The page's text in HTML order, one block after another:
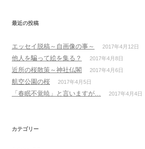
ブ
最近の投稿
エッセイ脱稿～自画像の事～ 2017年4月12日
他人を騙って絵を集る？ 2017年4月8日
近所の桜散策～神社仏閣 2017年4月6日
航空公園の桜 2017年4月5日
「春眠不覚暁」と言いますが… 2017年4月4日
カテゴリー